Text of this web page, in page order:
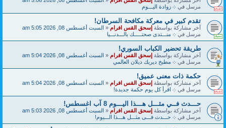
مرسل في܀ زوادة اليـــوم
تقدم كبير في معركة مكافحة السرطان!
آخر مشاركة بواسطةإسحق القس افرام«السبت أغسطس 08, 2026 5:05 am
مرسل في܀ منـــتدى صحتـــــك بالـــدنـــيا
طريقة تحضير الكباب السوري!
آخر مشاركة بواسطةإسحق القس افرام«السبت أغسطس 08, 2026 5:04 am
مرسل في܀ مطبخ ديريك ديلان العالمي
حكمة ذات معنى عميق!
آخر مشاركة بواسطةإسحق القس افرام«السبت أغسطس 08, 2026 5:04 am
مرسل في܀ اقرأ كل يوم حكمة جديدة!
حـــدث فــي مثـــل هـــذا اليـــوم 8 آب اغسطس!
آخر مشاركة بواسطةإسحق القس افرام«السبت أغسطس 08, 2026 5:03 am
مرسل في܀ حـــدث فـــى مثـــل هـــذا الـــيوم!